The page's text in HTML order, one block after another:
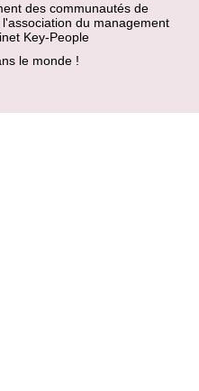
des communautés de
du management
Key-People
le monde !